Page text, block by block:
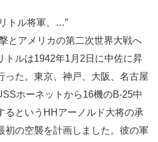
トル将軍、…”
とアメリカの第二次世界大戦へ
トルは1942年1月2日に中佐に昇
った。東京、神戸、大阪、名古屋
ホーネットから16機のB-25中
るというHHアーノルド大将の承
初の空襲を計画しました。彼の軍